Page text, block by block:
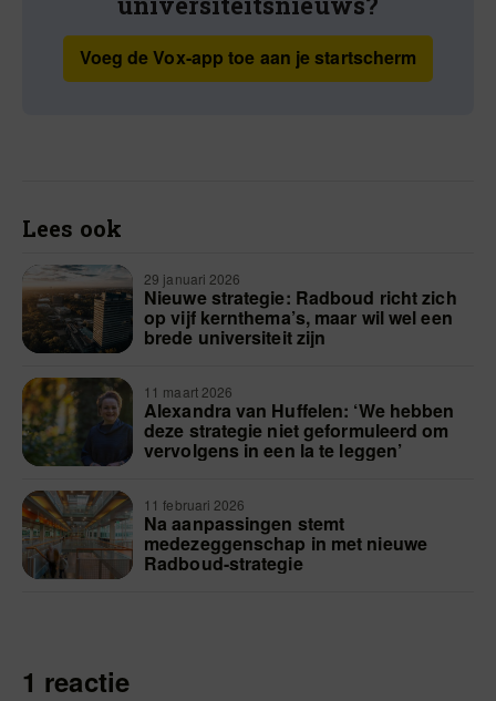
Voeg de Vox-app toe aan je startscherm
Lees ook
29 januari 2026
Nieuwe strategie: Radboud richt zich
op vijf kernthema’s, maar wil wel een
brede universiteit zijn
11 maart 2026
Alexandra van Huffelen: ‘We hebben
deze strategie niet geformuleerd om
vervolgens in een la te leggen’
11 februari 2026
Na aanpassingen stemt
medezeggenschap in met nieuwe
Radboud-strategie
1 reactie